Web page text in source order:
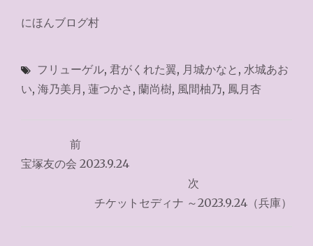
にほんブログ村
フリューゲル, 君がくれた翼, 月城かなと , 水城あお
い, 海乃美月 , 蓮つかさ , 蘭尚樹, 風間柚乃, 鳳月杏
稿
前
宝塚友の会 2023.9.24
次
チケットセディナ ～2023.9.24（兵庫）